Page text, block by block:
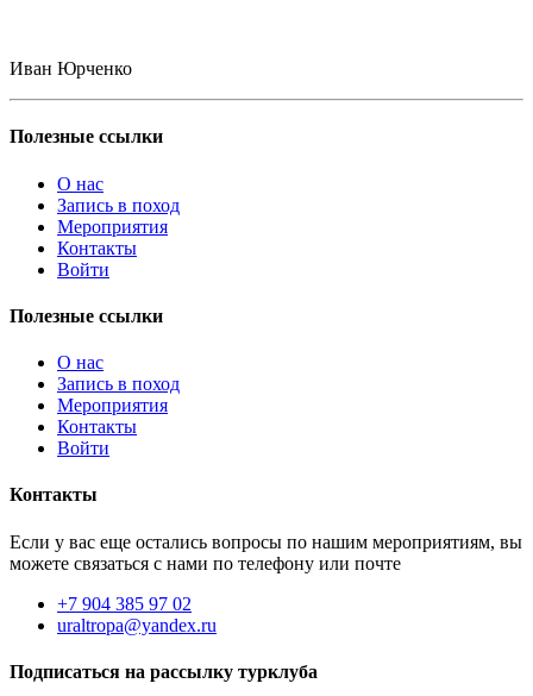
Иван Юрченко
Полезные ссылки
О нас
Запись в поход
Мероприятия
Контакты
Войти
Полезные ссылки
О нас
Запись в поход
Мероприятия
Контакты
Войти
Контакты
Если у вас еще остались вопросы по нашим мероприятиям, вы
можете связаться с нами по телефону или почте
+7 904 385 97 02
uraltropa@yandex.ru
Подписаться на рассылку турклуба